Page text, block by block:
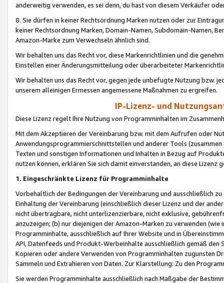
anderweitig verwenden, es sei denn, du hast von diesem Verkäufer
8. Sie dürfen in keiner Rechtsordnung Marken nutzen oder zur
keiner Rechtsordnung Marken, Domain-Namen, Subdomain-Namen,
Amazon-Marke zum Verwechseln ähnlich sind.
Wir behalten uns das Recht vor, diese Markenrichtlinien und die
Einstellen einer Änderungsmitteilung oder überarbeiteter
Wir behalten uns das Recht vor, gegen jede unbefugte Nutzung bzw.
unserem alleinigen Ermessen angemessene Maßnahmen zu ergreifen.
IP-Lizenz- und
Diese Lizenz regelt Ihre Nutzung von Programminhalten im
Mit dem Akzeptieren der Vereinbarung bzw. mit dem Aufrufen oder
Anwendungsprogrammierschnittstellen und anderer Tools (zusammen
Texten und sonstigen Informationen und Inhalten in Bezug auf
nutzen können, erklären Sie sich damit einverstanden, an diese Lizenz
1. Eingeschränkte Lizenz für Programminhalte
Vorbehaltlich der Bedingungen der Vereinbarung und ausschließlich
Einhaltung der Vereinbarung (einschließlich dieser Lizenz und der
nicht übertragbare, nicht unterlizenzierbare, nicht exklusive,
anzuzeigen; (b) nur diejenigen der Amazon-Marken zu verwenden
Programminhalte, ausschließlich auf Ihrer Website und in
API, Datenfeeds und Produkt-Werbeinhalte ausschließlich gemäß
Kopieren oder andere Verwenden von Programminhalten zugunsten
Sammeln und Extrahieren von Daten. Zur Klarstellung: Zu den
Sie werden Programminhalte ausschließlich nach Maßgabe der